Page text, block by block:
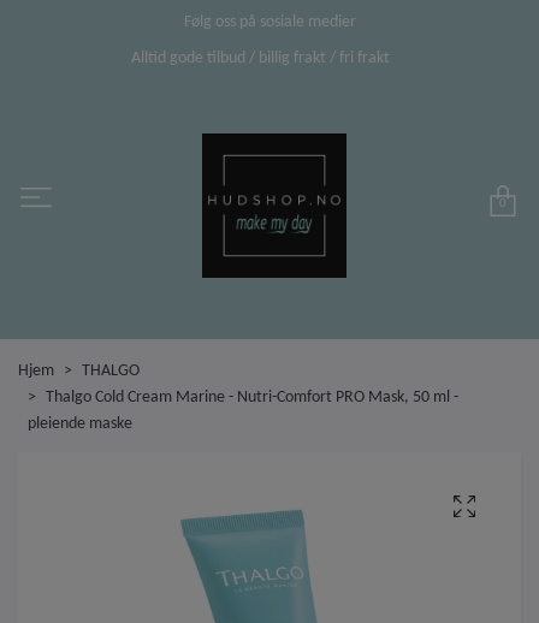
Følg oss på sosiale medier
Alltid gode tilbud / billig frakt / fri frakt
0
Hjem
THALGO
Thalgo Cold Cream Marine - Nutri-Comfort PRO Mask, 50 ml -
pleiende maske